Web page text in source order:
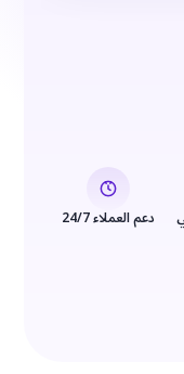
دعم العملاء 24/7